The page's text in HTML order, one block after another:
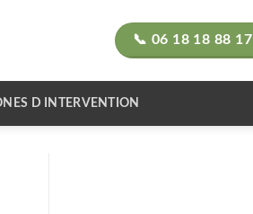
📞 06 18 18 88 17
D INTERVENTION